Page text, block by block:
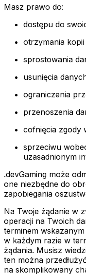
Masz prawo do:
dostępu do
otrzymania
sprostowania
usunięcia
ograniczenia
przenoszenia
cofnięcia zgody
sprzeciwu
uzasadnionym
.devGaming może
one niezbędne do
zapobiegania
Na Twoje żądanie w
operacji na Twoich
terminem
w każdym razie w
żądania. Musisz
ten można
na skomplikowany